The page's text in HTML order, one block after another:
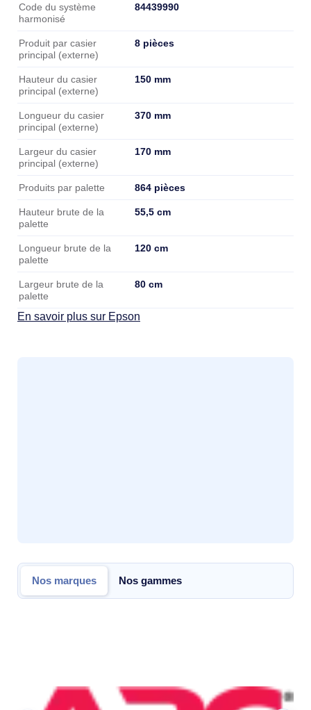
Code du système
harmonisé
84439990
Produit par casier
principal (externe)
8 pièces
Hauteur du casier
principal (externe)
150 mm
Longueur du casier
principal (externe)
370 mm
Largeur du casier
principal (externe)
170 mm
Produits par palette 864 pièces
Hauteur brute de la
palette
55,5 cm
Longueur brute de la
palette
120 cm
Largeur brute de la
palette
80 cm
En savoir plus sur Epson
Nos marques Nos gammes